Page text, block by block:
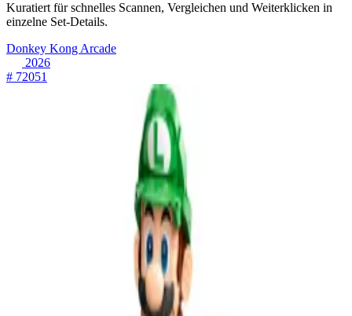
Kuratiert für schnelles Scannen, Vergleichen und Weiterklicken in
einzelne Set-Details.
Donkey Kong Arcade
2026
# 72051